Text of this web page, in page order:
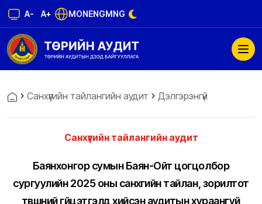
A- A+ MONENGMNG
Санхүүгийн тайлангийн аудит Дэлгэрэнгүй
Санхүүгийн тайлангийн аудит
Баянхонгор сумын Баян-Ойт цогцолбор
сургуулийн 2025 оны санхүүгийн тайлан, зорилтот
түвшний гүйцэтгэлд хийсэн аудитын хураангуй